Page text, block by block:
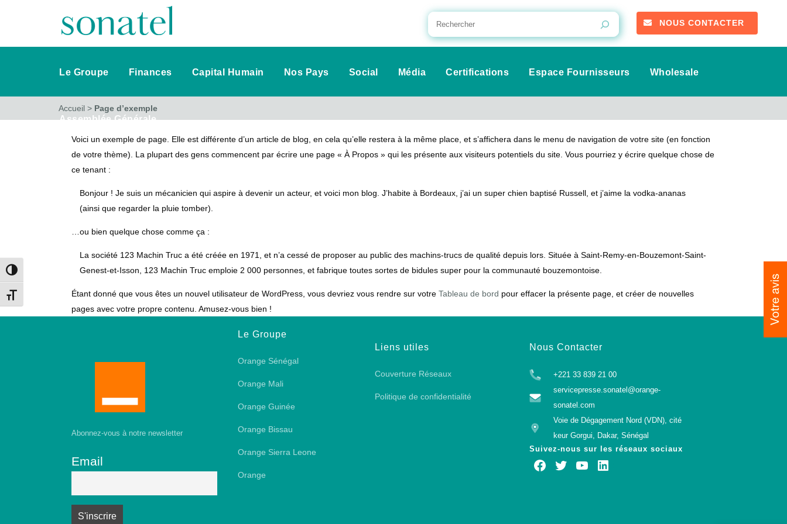
Toggle High Contrast
Toggle Font size
NOUS CONTACTER
Le Groupe Finances Capital Humain Nos Pays Social Média Certifications Espace Fournisseurs Wholesale
Assemblée Générale
Accueil > Page d’exemple
Voici un exemple de page. Elle est différente d’un article de blog, en cela qu’elle restera à la même place, et s’affichera dans le menu de navigation de votre site (en fonction
de votre thème). La plupart des gens commencent par écrire une page « À Propos » qui les présente aux visiteurs potentiels du site. Vous pourriez y écrire quelque chose de
ce tenant :
Bonjour ! Je suis un mécanicien qui aspire à devenir un acteur, et voici mon blog. J’habite à Bordeaux, j’ai un super chien baptisé Russell, et j’aime la vodka-ananas
(ainsi que regarder la pluie tomber).
…ou bien quelque chose comme ça :
La société 123 Machin Truc a été créée en 1971, et n’a cessé de proposer au public des machins-trucs de qualité depuis lors. Située à Saint-Remy-en-Bouzemont-Saint-
Genest-et-Isson, 123 Machin Truc emploie 2 000 personnes, et fabrique toutes sortes de bidules super pour la communauté bouzemontoise.
Étant donné que vous êtes un nouvel utilisateur de WordPress, vous devriez vous rendre sur votre Tableau de bord pour effacer la présente page, et créer de nouvelles
pages avec votre propre contenu. Amusez-vous bien !
Abonnez-vous à notre newsletter
Email
Le Groupe
Orange Sénégal
Orange Mali
Orange Guinée
Orange Bissau
Orange Sierra Leone
Orange
Liens utiles
Couverture Réseaux
Politique de confidentialité
Nous Contacter
+221 33 839 21 00
servicepresse.sonatel@orange-
sonatel.com
Voie de Dégagement Nord (VDN), cité
keur Gorgui, Dakar, Sénégal
Suivez-nous sur les réseaux sociaux